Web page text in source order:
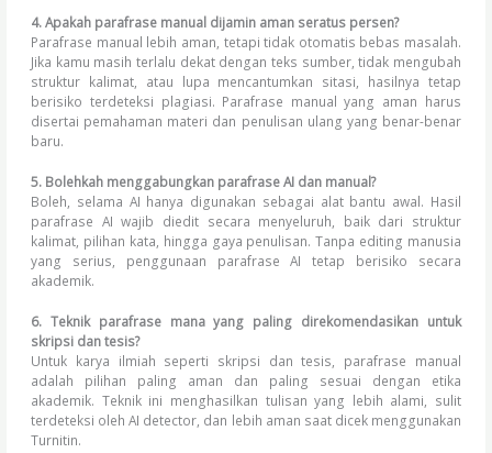
4. Apakah parafrase manual dijamin aman seratus persen?
Parafrase manual lebih aman, tetapi tidak otomatis bebas masalah.
Jika kamu masih terlalu dekat dengan teks sumber, tidak mengubah
struktur kalimat, atau lupa mencantumkan sitasi, hasilnya tetap
berisiko terdeteksi plagiasi. Parafrase manual yang aman harus
disertai pemahaman materi dan penulisan ulang yang benar-benar
baru.
5. Bolehkah menggabungkan parafrase AI dan manual?
Boleh, selama AI hanya digunakan sebagai alat bantu awal. Hasil
parafrase AI wajib diedit secara menyeluruh, baik dari struktur
kalimat, pilihan kata, hingga gaya penulisan. Tanpa editing manusia
yang serius, penggunaan parafrase AI tetap berisiko secara
akademik.
6. Teknik parafrase mana yang paling direkomendasikan untuk
skripsi dan tesis?
Untuk karya ilmiah seperti skripsi dan tesis, parafrase manual
adalah pilihan paling aman dan paling sesuai dengan etika
akademik. Teknik ini menghasilkan tulisan yang lebih alami, sulit
terdeteksi oleh AI detector, dan lebih aman saat dicek menggunakan
Turnitin.